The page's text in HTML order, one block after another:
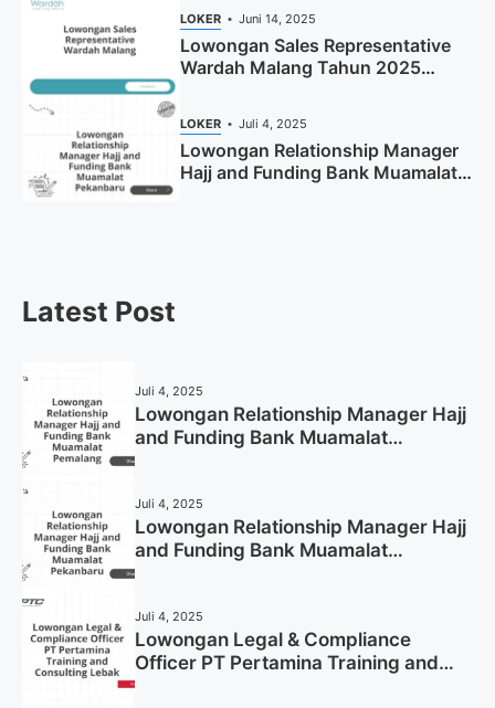
LOKER Juni 14, 2025
Lowongan Sales Representative
Wardah Malang Tahun 2025
LOKER Juli 4, 2025
Lowongan Relationship Manager
Hajj and Funding Bank Muamalat
Latest Post
Juli 4, 2025
Lowongan Relationship Manager Hajj
and Funding Bank Muamalat
Juli 4, 2025
Lowongan Relationship Manager Hajj
and Funding Bank Muamalat
Juli 4, 2025
Lowongan Legal & Compliance
Officer PT Pertamina Training and